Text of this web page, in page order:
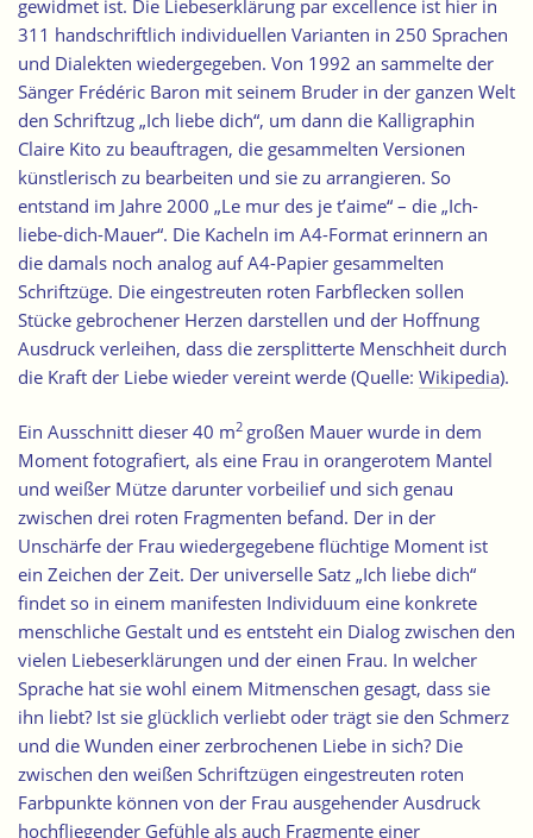
gewidmet ist. Die Liebeserklärung par excellence ist hier in
311 handschriftlich individuellen Varianten in 250 Sprachen
und Dialekten wiedergegeben. Von 1992 an sammelte der
Sänger Frédéric Baron mit seinem Bruder in der ganzen Welt
den Schriftzug „Ich liebe dich“, um dann die Kalligraphin
Claire Kito zu beauftragen, die gesammelten Versionen
künstlerisch zu bearbeiten und sie zu arrangieren. So
entstand im Jahre 2000 „Le mur des je t’aime“ – die „Ich-
liebe-dich-Mauer“. Die Kacheln im A4-Format erinnern an
die damals noch analog auf A4-Papier gesammelten
Schriftzüge. Die eingestreuten roten Farbflecken sollen
Stücke gebrochener Herzen darstellen und der Hoffnung
Ausdruck verleihen, dass die zersplitterte Menschheit durch
die Kraft der Liebe wieder vereint werde (Quelle: Wikipedia).
Ein Ausschnitt dieser 40 m2 großen Mauer wurde in dem
Moment fotografiert, als eine Frau in orangerotem Mantel
und weißer Mütze darunter vorbeilief und sich genau
zwischen drei roten Fragmenten befand. Der in der
Unschärfe der Frau wiedergegebene flüchtige Moment ist
ein Zeichen der Zeit. Der universelle Satz „Ich liebe dich“
findet so in einem manifesten Individuum eine konkrete
menschliche Gestalt und es entsteht ein Dialog zwischen den
vielen Liebeserklärungen und der einen Frau. In welcher
Sprache hat sie wohl einem Mitmenschen gesagt, dass sie
ihn liebt? Ist sie glücklich verliebt oder trägt sie den Schmerz
und die Wunden einer zerbrochenen Liebe in sich? Die
zwischen den weißen Schriftzügen eingestreuten roten
Farbpunkte können von der Frau ausgehender Ausdruck
hochfliegender Gefühle als auch Fragmente einer